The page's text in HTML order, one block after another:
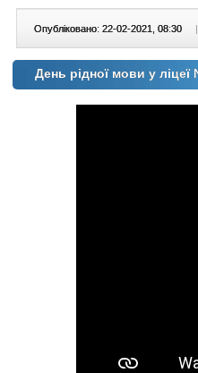
Опубліковано: 22-02-2021, 08:30 |
День рідної мови у